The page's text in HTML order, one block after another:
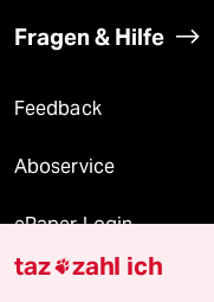
Fragen & Hilfe
Feedback
Aboservice
ePaper Login
Downloads für
taz zahl ich